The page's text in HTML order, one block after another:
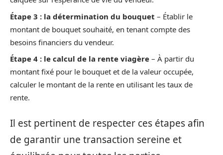
Étape 3 : la détermination du bouquet – Établir le
montant de bouquet souhaité, en tenant compte des
besoins financiers du vendeur.
Étape 4 : le calcul de la rente viagère – À partir du
montant fixé pour le bouquet et de la valeur occupée,
calculer le montant de la rente en utilisant les taux de
rente.
Il est pertinent de respecter ces étapes afin
de garantir une transaction sereine et